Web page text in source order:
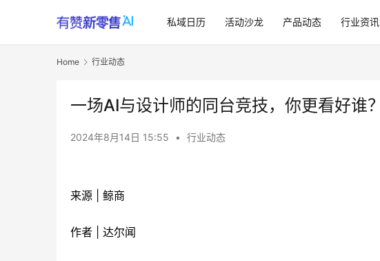
私域日历 活动沙龙 产品动态 行业资讯
Home 行业动态
一场AI与设计师的同台竞技，你更看好谁？
2024年8月14日 15:55 • 行业动态
来源 | 鲸商
作者 | 达尔闻